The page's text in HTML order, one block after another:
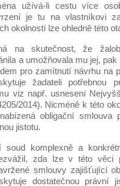
užívá-li cestu více
je tu na vlastníkovi
okolností lze ohledně této
na skutečnost, že
a umožňovala mu jej,
pro zamítnutí návrhu na
žadateli potřebnou
viz např. usnesení
2014). Nicméně k této
obligační smlouva
jistotu.
soud komplexně a
zda lze v této věci
smlouvy zajišťující
dostatečnou právní